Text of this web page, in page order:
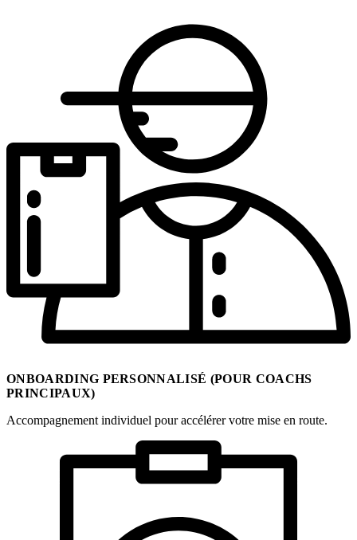
ONBOARDING PERSONNALISÉ (POUR COACHS
PRINCIPAUX)
Accompagnement individuel pour accélérer votre mise en route.